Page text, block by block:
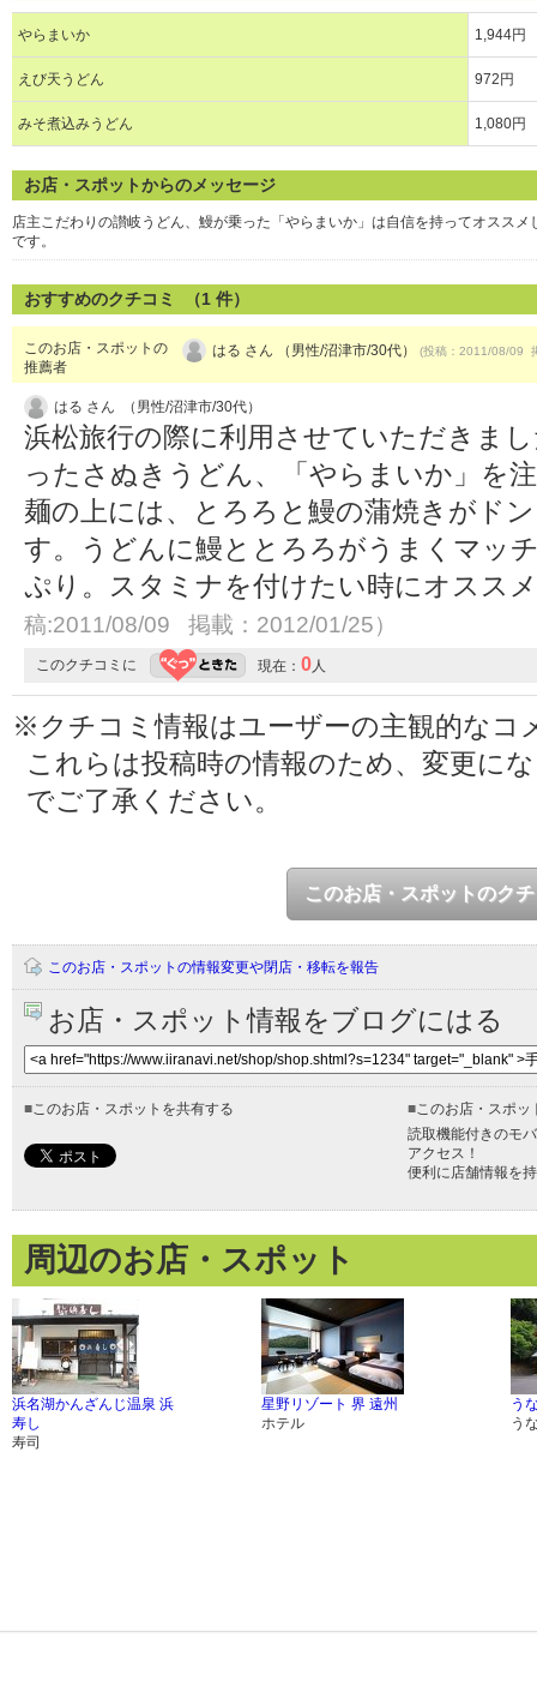
やらまいか 1,944円
えび天うどん 972円
みそ煮込みうどん 1,080円
お店・スポットからのメッセージ
店主こだわりの讃岐うどん、鰻が乗った「やらまいか」は自信を持ってオスス
です。
おすすめのクチコミ （1 件）
このお店・スポットの
推薦者
はる さん （男性/沼津市/30代） (投稿：2011/08/09
はる さん （男性/沼津市/30代）
浜松旅行の際に利用させていただきま
ったさぬきうどん、「やらまいか」を
麺の上には、とろろと鰻の蒲焼きがド
す。うどんに鰻ととろろがうまくマッ
ぷり。スタミナを付けたい時にオスス
稿:2011/08/09 掲載：2012/01/25）
このクチコミに 現在： 0人
※クチコミ情報はユーザーの主観的なコ
これらは投稿時の情報のため、変更に
でご了承ください。
このお店・スポットのク
このお店・スポットの情報変更や閉店・移転を報告
お店・スポット情報をブログにはる
■このお店・スポットを共有する ■このお店・スポッ
読取機能付きのモ
アクセス！
便利に店舗情報を
周辺のお店・スポット
浜名湖かんざんじ温泉 浜
寿し
寿司
星野リゾート 界 遠州
ホテル
う
う